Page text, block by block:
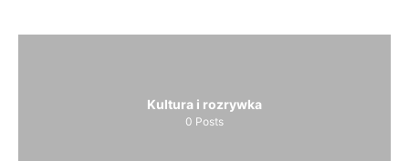
Kultura i rozrywka
0 Posts